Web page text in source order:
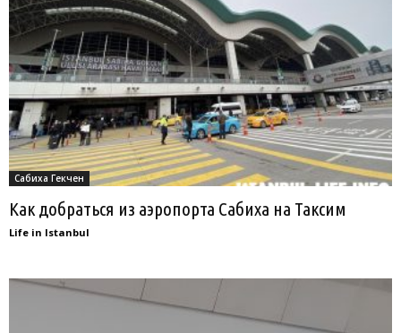
Сабиха Гекчен
Как добраться из аэропорта Сабиха на Таксим
Life in Istanbul